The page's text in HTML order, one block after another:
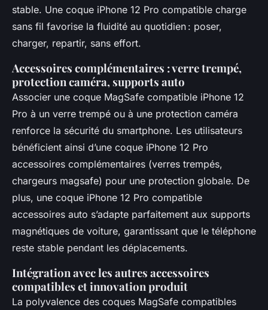
stable. Une coque iPhone 12 Pro compatible charge
sans fil favorise la fluidité au quotidien : poser,
charger, repartir, sans effort.
Accessoires complémentaires : verre trempé,
protection caméra, supports auto
Associer une coque MagSafe compatible iPhone 12
Pro à un verre trempé ou à une protection caméra
renforce la sécurité du smartphone. Les utilisateurs
bénéficient ainsi d’une coque iPhone 12 Pro
accessoires complémentaires (verres trempés,
chargeurs magsafe) pour une protection globale. De
plus, une coque iPhone 12 Pro compatible
accessoires auto s’adapte parfaitement aux supports
magnétiques de voiture, garantissant que le téléphone
reste stable pendant les déplacements.
Intégration avec les autres accessoires
compatibles et innovation produit
La polyvalence des coques MagSafe compatibles